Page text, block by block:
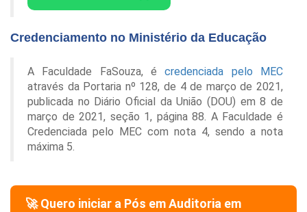
Credenciamento no Ministério da Educação
A Faculdade FaSouza, écredenciada pelo MEC
através da Portaria nº 128, de 4 de março de 2021,
publicada no Diário Oficial da União (DOU) em 8 de
março de 2021, seção 1, página 88. A Faculdade é
Credenciada pelo MEC com nota 4, sendo a nota
máxima 5.
🚀 Quero iniciar a Pós emAuditoria em